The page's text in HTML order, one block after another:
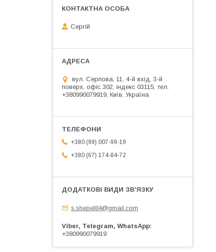
Сергій
вул. Серпова, 11, 4-й вхід, 3-й
поверх, офіс 302, індекс 03115, тел.
+380990079919, Київ, Україна
+380 (99) 007-99-19
+380 (67) 174-84-72
s.shepel84@gmail.com
Viber, Telegram, WhatsApp
+380990079919